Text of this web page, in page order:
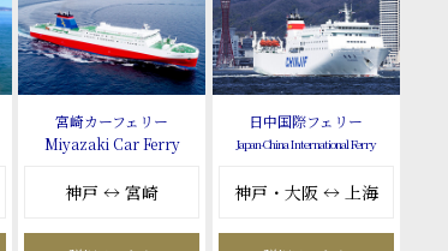
宮崎カーフェリー
Miyazaki Car Ferry
神戸 ↔ 宮崎
日中国際フェリー
Japan-China International Ferry
神戸・大阪 ↔ 上海